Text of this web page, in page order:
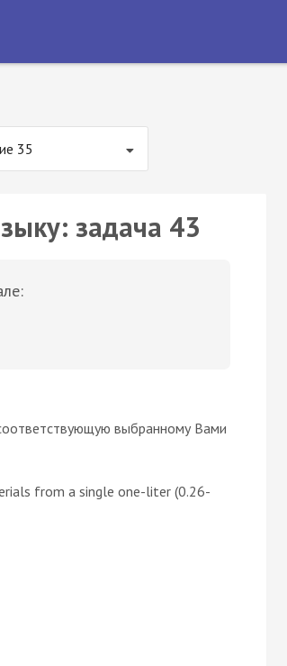
35
задача 43
выбранному Вами
from a single one-liter (0.26-